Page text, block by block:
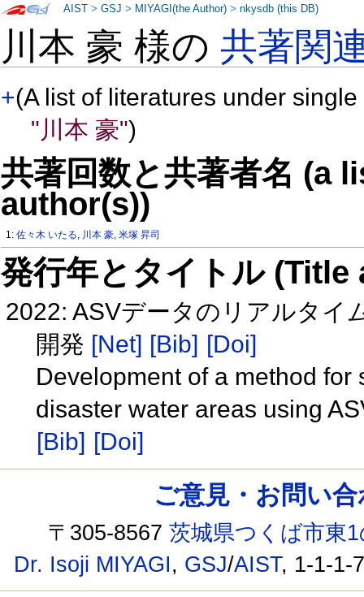
川本 豪 様の共著関
+(A list of literatures under
"川本 豪")
共著回数と共著者名 (a
author(s))
1:佐々木 いたる, 川本 豪,米塚 昇司
発行年とタイトル
2022: ASVデータのリアルタイ
開発 [Net] [Bib] [Doi]
Development of a method
disaster water areas using
[Bib] [Doi]
AIST >GSJ > MIYAGI(the Author) >nkysdb (this DB)
ご意見・お問い
〒305-8567茨城県つくば市東
Dr. Isoji MIYAGI, GSJ/AIST, 1-1-1-